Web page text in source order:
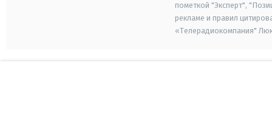
пометкой "Эксперт",
рекламе и правил
«Телерадиокомпания"